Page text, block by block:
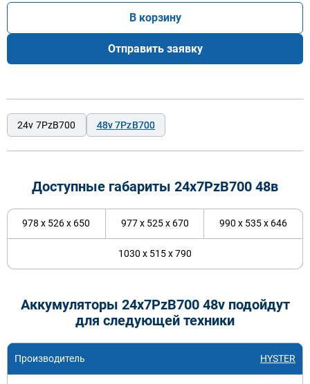
В корзину
Отправить заявку
24v 7PzB700 48v 7PzB700
Доступные габариты 24х7PzB700 48в
978 x 526 x 650 977 x 525 x 670 990 x 535 x 646
1030 x 515 x 790
Аккумуляторы 24x7PzB700 48v подойдут
для следующей техники
HYSTER